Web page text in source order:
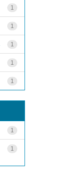
1
1
1
1
1
1
1